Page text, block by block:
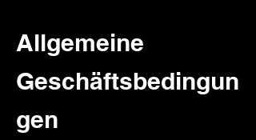
Allgemeine
Geschäftsbedingun
gen